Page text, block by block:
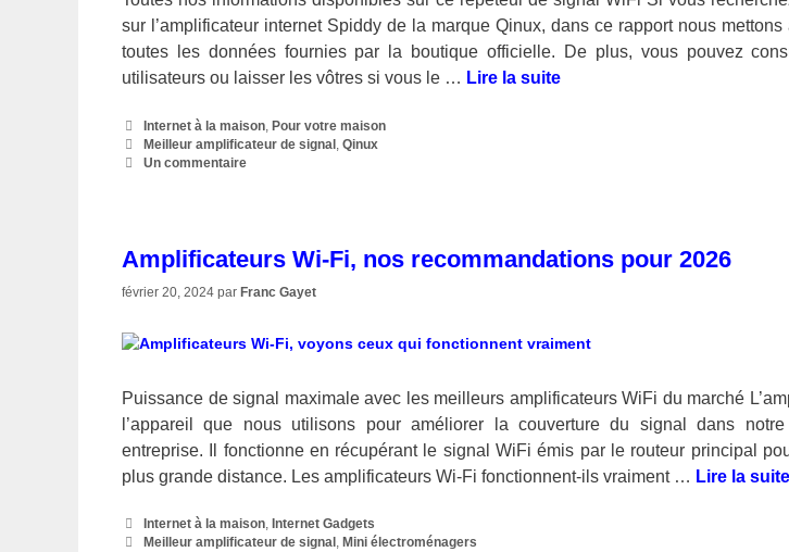
sur l’amplificateur internet Spiddy de la marque Qinux, dans ce rapport nous
toutes les données fournies par la boutique officielle. De plus, vous pouvez
utilisateurs ou laisser les vôtres si vous le … Lire la suite
Catégories
Internet à la maison, Pour votre maison
Étiquettes
Meilleur amplificateur de signal ,Qinux
Un commentaire
Amplificateurs Wi-Fi, nos recommandations pour 2026
février 20, 2024 par Franc Gayet
Puissance de signal maximale avec les meilleurs amplificateurs WiFi du marché
l’appareil que nous utilisons pour améliorer la couverture du signal dans
entreprise. Il fonctionne en récupérant le signal WiFi émis par le routeur principal
plus grande distance. Les amplificateurs Wi-Fi fonctionnent-ils vraiment … Lire la suite
Catégories
Internet à la maison, Internet Gadgets
Étiquettes
Meilleur amplificateur de signal , Mini électroménagers